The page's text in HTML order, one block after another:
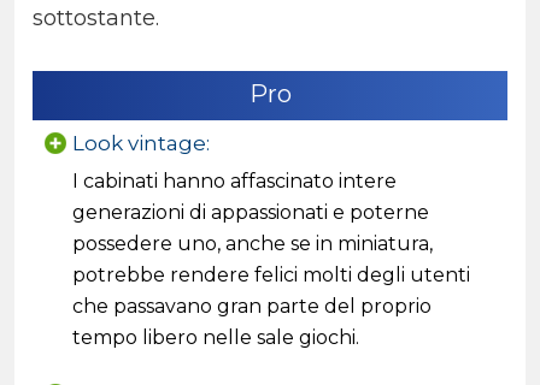
sottostante.
Pro
Look vintage:
I cabinati hanno affascinato intere
generazioni di appassionati e poterne
possedere uno, anche se in miniatura,
potrebbe rendere felici molti degli utenti
che passavano gran parte del proprio
tempo libero nelle sale giochi.